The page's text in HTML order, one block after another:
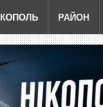
РАЙОН